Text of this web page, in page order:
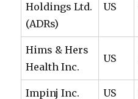
Holdings Ltd.
(ADRs)
US
Hims & Hers
Health Inc.
US
Impinj Inc. US